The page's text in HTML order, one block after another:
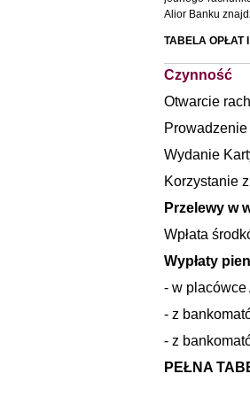
Alior Banku
TABELA OPŁAT
Czynność
Otwarcie
Wydanie
Korzystanie
Przelewy w
Wpłata
Wypłaty
- w placówce
- z
- z
PEŁNA